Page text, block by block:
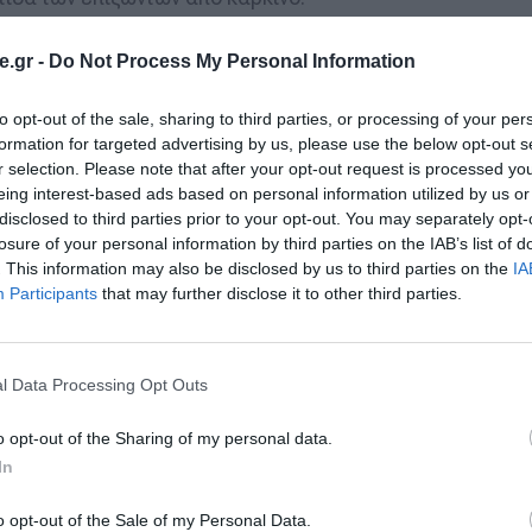
- Do Not Process My Personal Information
opt-out of the sale, sharing to third parties, or processing of your
for targeted advertising by us, please use the below opt-out
selection. Please note that after your opt-out request is processed
interest-based ads based on personal information utilized by us
to third parties prior to your opt-out. You may separately
of your personal information by third parties on the IAB’s list of
This information may also be disclosed by us to third parties on the
Participants that may further disclose it to other third parties.
Data Processing Opt Outs
opt-out of the Sharing of my personal data.
opt-out of the Sale of my Personal Data.
ρομποτικός βοηθός (chatbot) που καθοδηγείται από
τραχήλου. Χρησιμοποιώντας προηγμένους
με τους ασθενείς, βοηθώντας τους να
Λειτουργώντας ως ψηφιακός βοηθός υγείας,
φροντίδας, ενισχύοντας την ποιότητα ζωής των
μονάδες εφαρμογών για κινητά τηλέφωνα ,
από καρκίνο. Αυτές οι εφαρμογές
δείκτες υγείας χωρίς να παρεμβαίνουν. Τα
και των πρώιμων ενδείξεων επιδείνωσης της υγείας,
έχρησαν την DOTSOFT ως“Key Innovator”
,
από έργα που χρηματοδοτούνται από
με δυνητικούς επενδυτές και αγορές.